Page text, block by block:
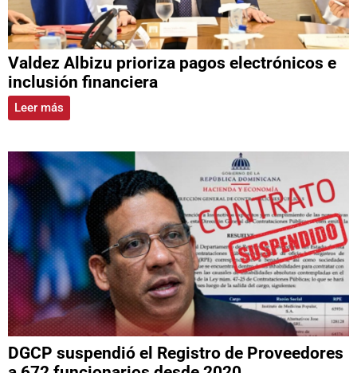
Valdez Albizu prioriza pagos electrónicos e
inclusión financiera
Leer más
DGCP suspendió el Registro de Proveedores